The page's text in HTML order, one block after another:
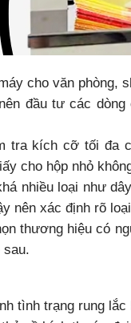
cho văn phòng,
đầu tư các
tra kích cỡ tối đa
cho hộp nhỏ
nhiều loại như
nên xác định rõ
thương hiệu có
tình trạng rung